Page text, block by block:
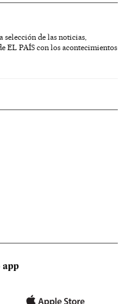
selección de las noticias,
EL PAÍS con los acontecimientos
app